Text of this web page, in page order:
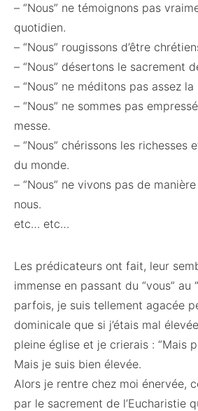
– “Nous” ne témoignons pas
quotidien.
– “Nous” rougissons d’être
– “Nous” désertons le sacrement
– “Nous” ne méditons pas assez
– “Nous” ne sommes pas
messe.
– “Nous” chérissons les richesses
du monde.
– “Nous” ne vivons pas de
nous.
etc… etc…
Les prédicateurs ont fait, leur
immense en passant du “vous” au
parfois, je suis tellement agacée
dominicale que si j’étais mal
pleine église et je crierais : “Mais
Mais je suis bien élevée.
Alors je rentre chez moi énervée,
par le sacrement de l’Eucharistie